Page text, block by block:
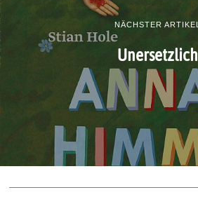
NÄCHSTER ARTIKEL
Unersetzlich